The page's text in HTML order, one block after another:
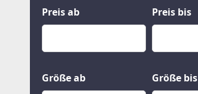
Häuser
Grund und Boden
Miete oder Kauf
Kauf
Preis ab Preis bis
Größe ab Größe bis